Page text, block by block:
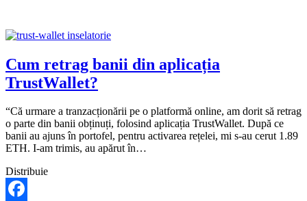
din
Wallet?
Cum retrag banii din aplicația
TrustWallet?
“Că urmare a tranzacționării pe o platformă online, am dorit să retrag
o parte din banii obținuți, folosind aplicația TrustWallet. După ce
banii au ajuns în portofel, pentru activarea rețelei, mi s-au cerut 1.89
ETH. I-am trimis, au apărut în…
Distribuie